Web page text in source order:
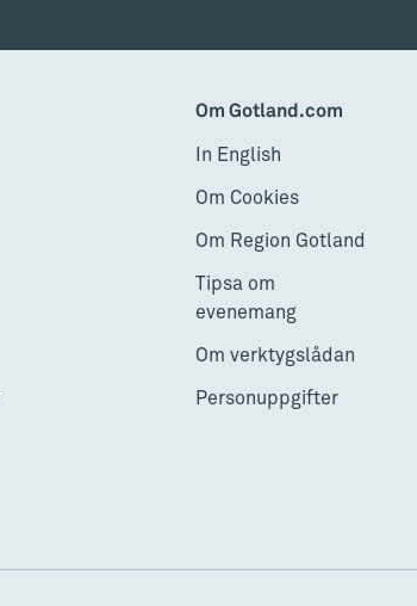
Om Gotland.com
In English
Om Cookies
Om Region Gotland
Tipsa om
evenemang
Om verktygslådan
Personuppgifter